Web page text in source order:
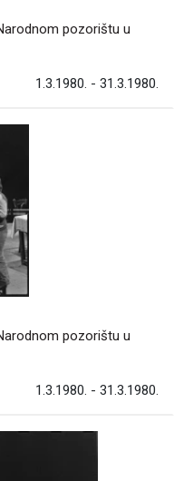
pozorištu u
1.3.1980. - 31.3.1980.
pozorištu u
1.3.1980. - 31.3.1980.